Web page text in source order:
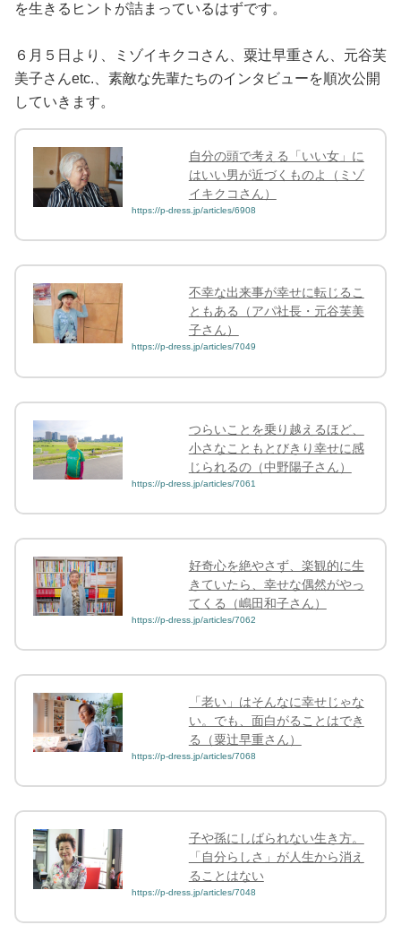
を生きるヒントが詰まっているはずです。
６月５日より、ミゾイキクコさん、粟辻早重さん、元谷芙
美子さんetc.、素敵な先輩たちのインタビューを順次公開
していきます。
自分の頭で考える「いい女」に
はいい男が近づくものよ（ミゾ
イキクコさん）
https://p-dress.jp/articles/6908
不幸な出来事が幸せに転じるこ
ともある（アパ社長・元谷芙美
子さん）
https://p-dress.jp/articles/7049
つらいことを乗り越えるほど、
小さなこともとびきり幸せに感
じられるの（中野陽子さん）
https://p-dress.jp/articles/7061
好奇心を絶やさず、楽観的に生
きていたら、幸せな偶然がやっ
てくる（嶋田和子さん）
https://p-dress.jp/articles/7062
「老い」はそんなに幸せじゃな
い。でも、面白がることはでき
る（粟辻早重さん）
https://p-dress.jp/articles/7068
子や孫にしばられない生き方。
「自分らしさ」が人生から消え
ることはない
https://p-dress.jp/articles/7048